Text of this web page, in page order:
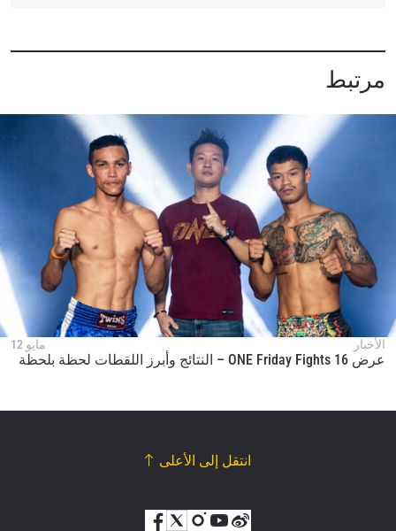
مرتبط
الأخبار مايو 12
عرض ONE Friday Fights 16 – النتائج وأبرز اللقطات لحظة بلحظة
انتقل إلى الأعلى